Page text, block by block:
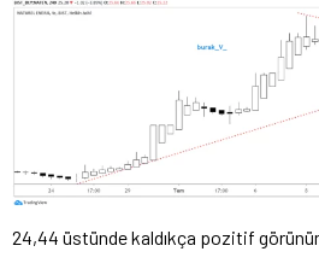
24,44 üstünde kaldıkça pozitif